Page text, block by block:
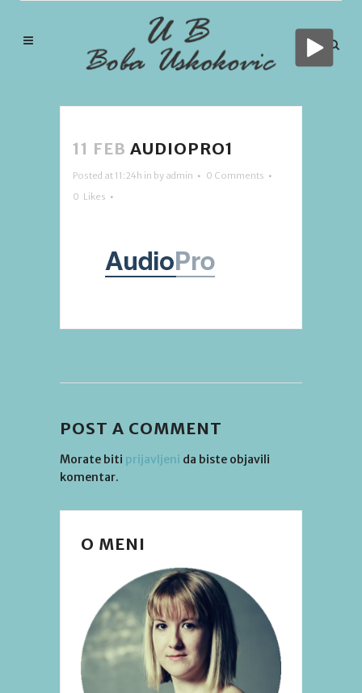
11 FEB AUDIOPRO1
Posted at 11:24h in by admin
0 Comments
0 Likes
POST A COMMENT
Morate biti prijavljeni da biste objavili
komentar.
O MENI